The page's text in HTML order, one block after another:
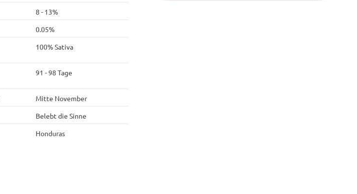
8 - 13%
0.05%
100% Sativa
91 - 98 Tage
Mitte November
Belebt die Sinne
Honduras